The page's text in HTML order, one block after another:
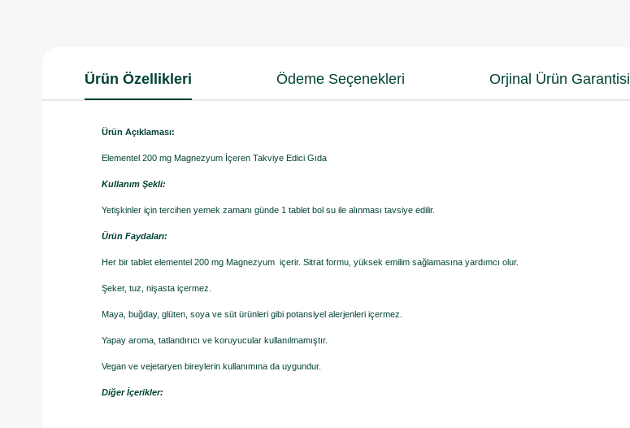
Ürün Özellikleri Ödeme Seçenekleri Orjinal Ürün Garantisi
Ürün Açıklaması:
Elementel 200 mg Magnezyum İçeren Takviye Edici Gıda
Kullanım Şekli:
Yetişkinler için tercihen yemek zamanı günde 1 tablet bol su ile alınması tavsiye edilir.
Ürün Faydaları:
Her bir tablet elementel 200 mg Magnezyum içerir. Sitrat formu, yüksek emilim sağlamasına yardımcı olur.
Şeker, tuz, nişasta içermez.
Maya, buğday, glüten, soya ve süt ürünleri gibi potansiyel alerjenleri içermez.
Yapay aroma, tatlandırıcı ve koruyucular kullanılmamıştır.
Vegan ve vejetaryen bireylerin kullanımına da uygundur.
Diğer İçerikler: